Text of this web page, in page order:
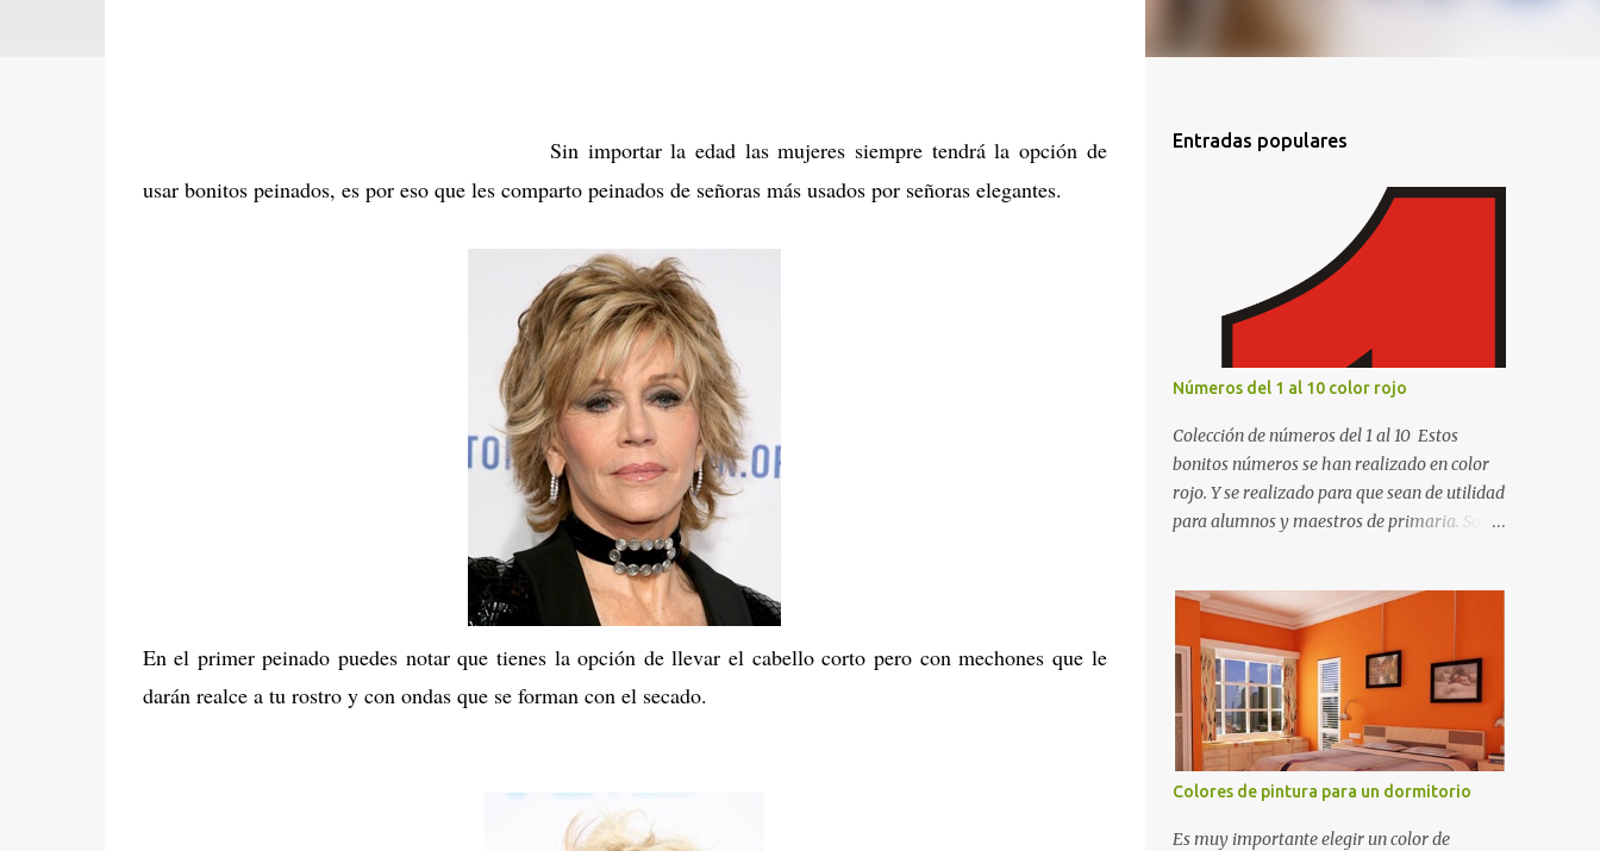
Sin importar la edad las mujeres siempre tendrá la opción de
usar bonitos peinados, es por eso que les comparto peinados de señoras más usados por señoras elegantes.
En el primer peinado puedes notar que tienes la opción de llevar el cabello corto pero con mechones que le
darán realce a tu rostro y con ondas que se forman con el secado.
Entradas populares
Números del 1 al 10 color rojo
Colección de números del 1 al 10 Estos
bonitos números se han realizado en color
rojo. Y se realizado para que sean de utilidad
para alumnos y maestros de primaria. Son
de recortar y se pueden utilizar en variedad
de cosas como ser recortes para tareas
escolares, para hacer juegos infantiles
matemáticos, para decorar los cumpleaños
de los niños, entre otras cosas.
Colores de pintura para un dormitorio
Es muy importante elegir un color de